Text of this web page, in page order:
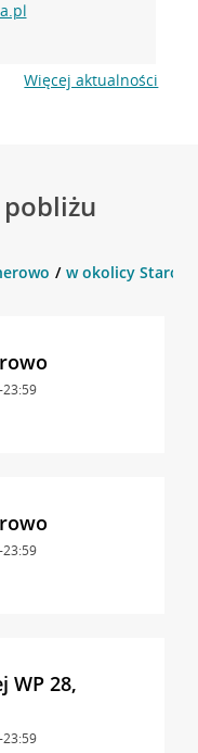
Więcej aktualności
w okolicy
23:59
23:59
WP 28,
23:59